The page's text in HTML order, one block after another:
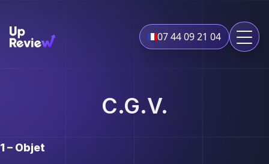
07 44 09 21 04
C.G.V.
1 – Objet